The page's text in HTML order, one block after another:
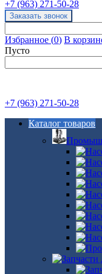
+7 (963) 271-50-28
Избранное (0) В
Пусто
+7 (963) 271-50-28
Каталог товаров